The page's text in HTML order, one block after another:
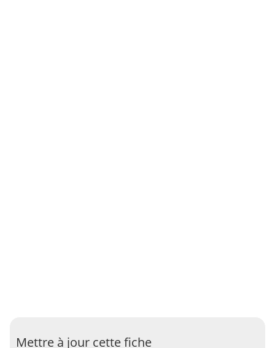
Mettre à jour cette fiche